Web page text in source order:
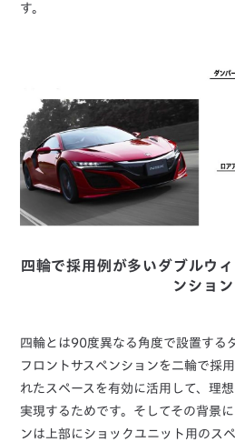
す。
四輪で採用例が多いダブルウ
ンション
四輪とは90度異なる角度で設置する
フロントサスペンションを二輪で採
れたスペースを有効に活用して、理
実現するためです。そしてその背景
ンは上部にショックユニット用のス